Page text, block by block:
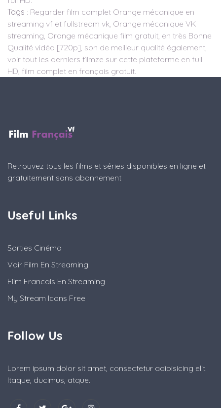
Tags : Regarder film complet Orange mécanique en
streaming vf et fullstream vk, Orange mécanique VK
streaming, Orange mécanique film gratuit, en très Bonne
Qualité vidéo [720p], son de meilleur qualité également,
voir tout les derniers filmze sur cette plateforme en full
HD, film complet en français gratuit.
Retrouvez tous les films et séries disponibles en ligne et
gratuitement sans abonnement
Useful Links
Sorties Cinéma
Voir Film En Streaming
Film Francais En Streaming
My Stream Icons Free
Follow Us
Lorem ipsum dolor sit amet, consectetur adipisicing elit.
Itaque, ducimus, atque.